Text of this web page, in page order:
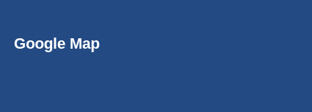
Google Map